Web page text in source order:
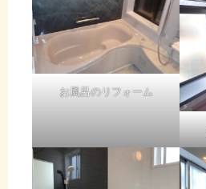
お風呂のリフォーム